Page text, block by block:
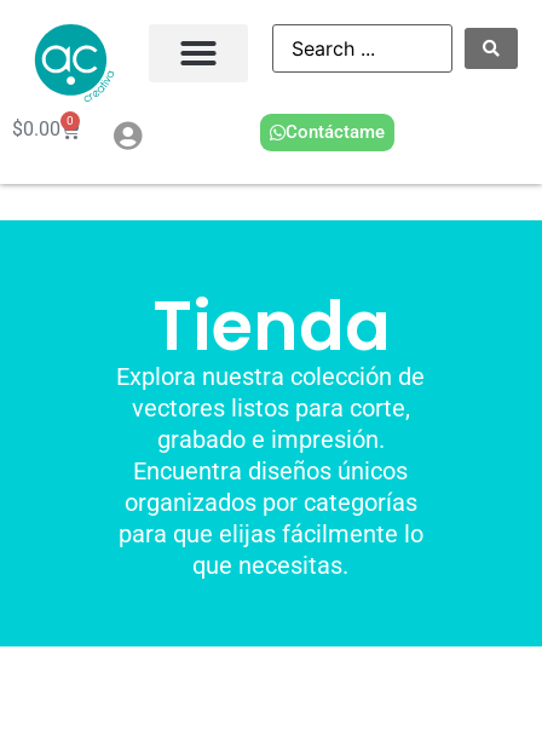
$0.00 0
Contáctame
Tienda
Explora nuestra colección de
vectores listos para corte,
grabado e impresión.
Encuentra diseños únicos
organizados por categorías
para que elijas fácilmente lo
que necesitas.